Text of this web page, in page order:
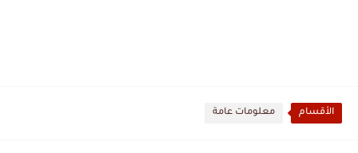
الأقسام معلومات عامة